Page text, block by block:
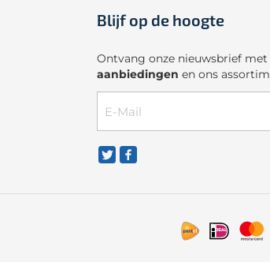
Blijf op de hoogte
Ontvang onze nieuwsbrief
aanbiedingen en ons